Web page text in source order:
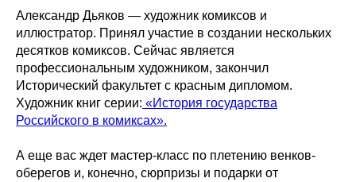
Александр Дьяков — художник комиксов и
иллюстратор. Принял участие в создании нескольких
десятков комиксов. Сейчас является
профессиональным художником, закончил
Исторический факультет с красным дипломом.
Художник книг серии: «История государства
Российского в комиксах».
А еще вас ждет мастер-класс по плетению венков-
оберегов и, конечно, сюрпризы и подарки от